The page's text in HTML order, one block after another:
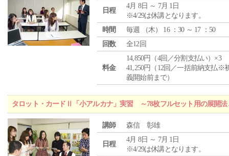
日程
4月 8日 ～ 7月 1日
※4/29は休講となります。
時間
毎週 （木） 16 ：30 ～ 17 ：50
回数
全12回
料金
14,850円（4回／分割支払い）×3
41,250円（12回／一括前納支払※
義開始前まで）
タロット・カードⅡ「小アルカナ」実習 ～78枚フルセット用の展開法
講師 森信 彰雄
日程
4月 8日 ～ 7月 1日
※4/29は休講となります。